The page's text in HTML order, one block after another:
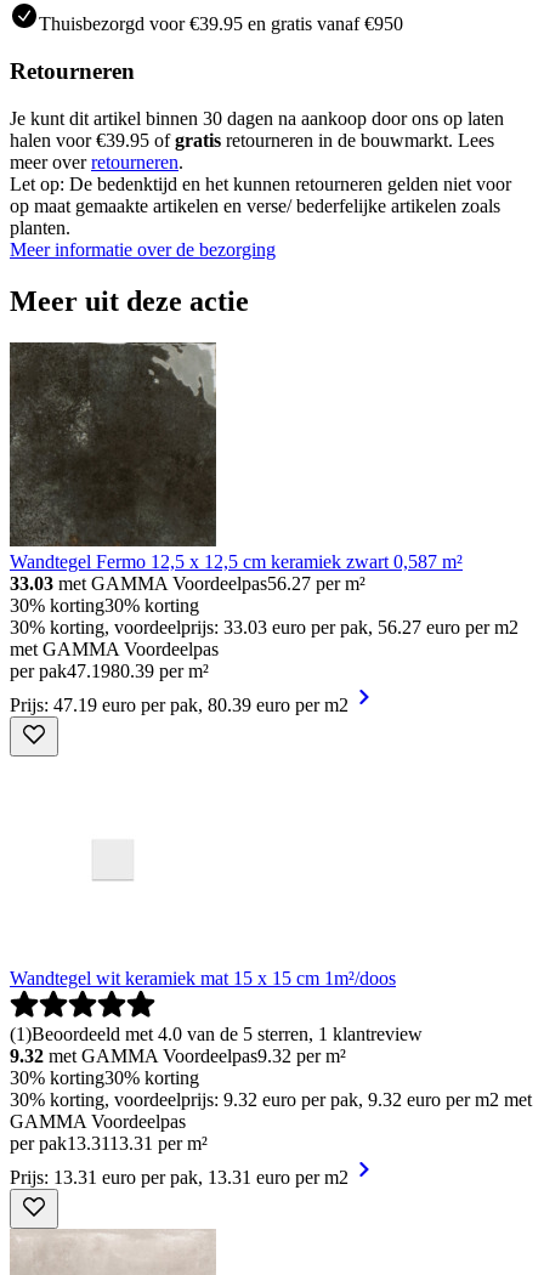
Thuisbezorgd voor €39.95 en gratis vanaf €950
Retourneren
Je kunt dit artikel binnen 30 dagen na aankoop door ons op laten
halen voor €39.95 ofgratis retourneren in de bouwmarkt. Lees
meer overretourneren.
Let op: De bedenktijd en het kunnen retourneren gelden niet voor
op maat gemaakte artikelen en verse/ bederfelijke artikelen zoals
planten.
Meer informatie over de bezorging
Meer uit deze actie
Wandtegel Fermo 12,5 x 12,5 cm keramiek zwart 0,587 m²
33.03 met GAMMA Voordeelpas56.27 per m²
30% korting30% korting
30% korting, voordeelprijs: 33.03 euro per pak, 56.27 euro per m2
met GAMMA Voordeelpas
per pak47.1980.39 per m²
Prijs: 47.19 euro per pak, 80.39 euro per m2
Wandtegel wit keramiek mat 15 x 15 cm 1m²/doos
(1)Beoordeeld met 4.0 van de 5 sterren, 1 klantreview
9.32 met GAMMA Voordeelpas9.32 per m²
30% korting30% korting
30% korting, voordeelprijs: 9.32 euro per pak, 9.32 euro per m2 met
GAMMA Voordeelpas
per pak13.3113.31 per m²
Prijs: 13.31 euro per pak, 13.31 euro per m2